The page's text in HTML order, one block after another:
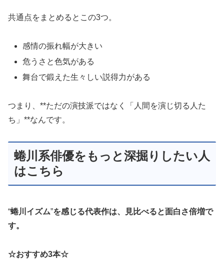
共通点をまとめるとこの3つ。
感情の振れ幅が大きい
危うさと色気がある
舞台で鍛えた生々しい説得力がある
つまり、**ただの演技派ではなく「人間を演じ切る人た
ち」**なんです。
蜷川系俳優をもっと深掘りしたい人
はこちら
“蜷川イズム”を感じる代表作は、見比べると面白さ倍増で
す。
☆おすすめ3本☆